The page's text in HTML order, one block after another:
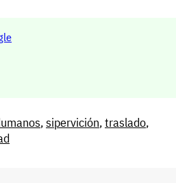
,sipervición,traslado,